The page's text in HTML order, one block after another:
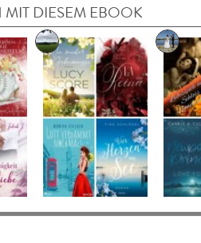
MIT DIESEM EBOOK